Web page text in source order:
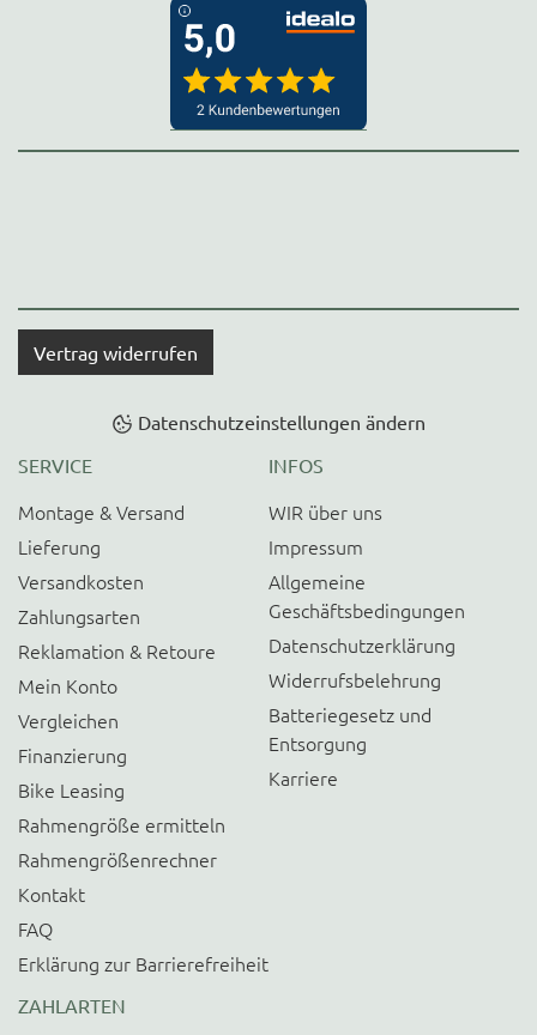
Vertrag widerrufen
Datenschutzeinstellungen ändern
SERVICE
Montage & Versand
Lieferung
Versandkosten
Zahlungsarten
Reklamation & Retoure
Mein Konto
Vergleichen
Finanzierung
Bike Leasing
Rahmengröße ermitteln
Rahmengrößenrechner
Kontakt
FAQ
Erklärung zur Barrierefreiheit
INFOS
WIR über uns
Impressum
Allgemeine
Geschäftsbedingungen
Datenschutzerklärung
Widerrufsbelehrung
Batteriegesetz und
Entsorgung
Karriere
ZAHLARTEN